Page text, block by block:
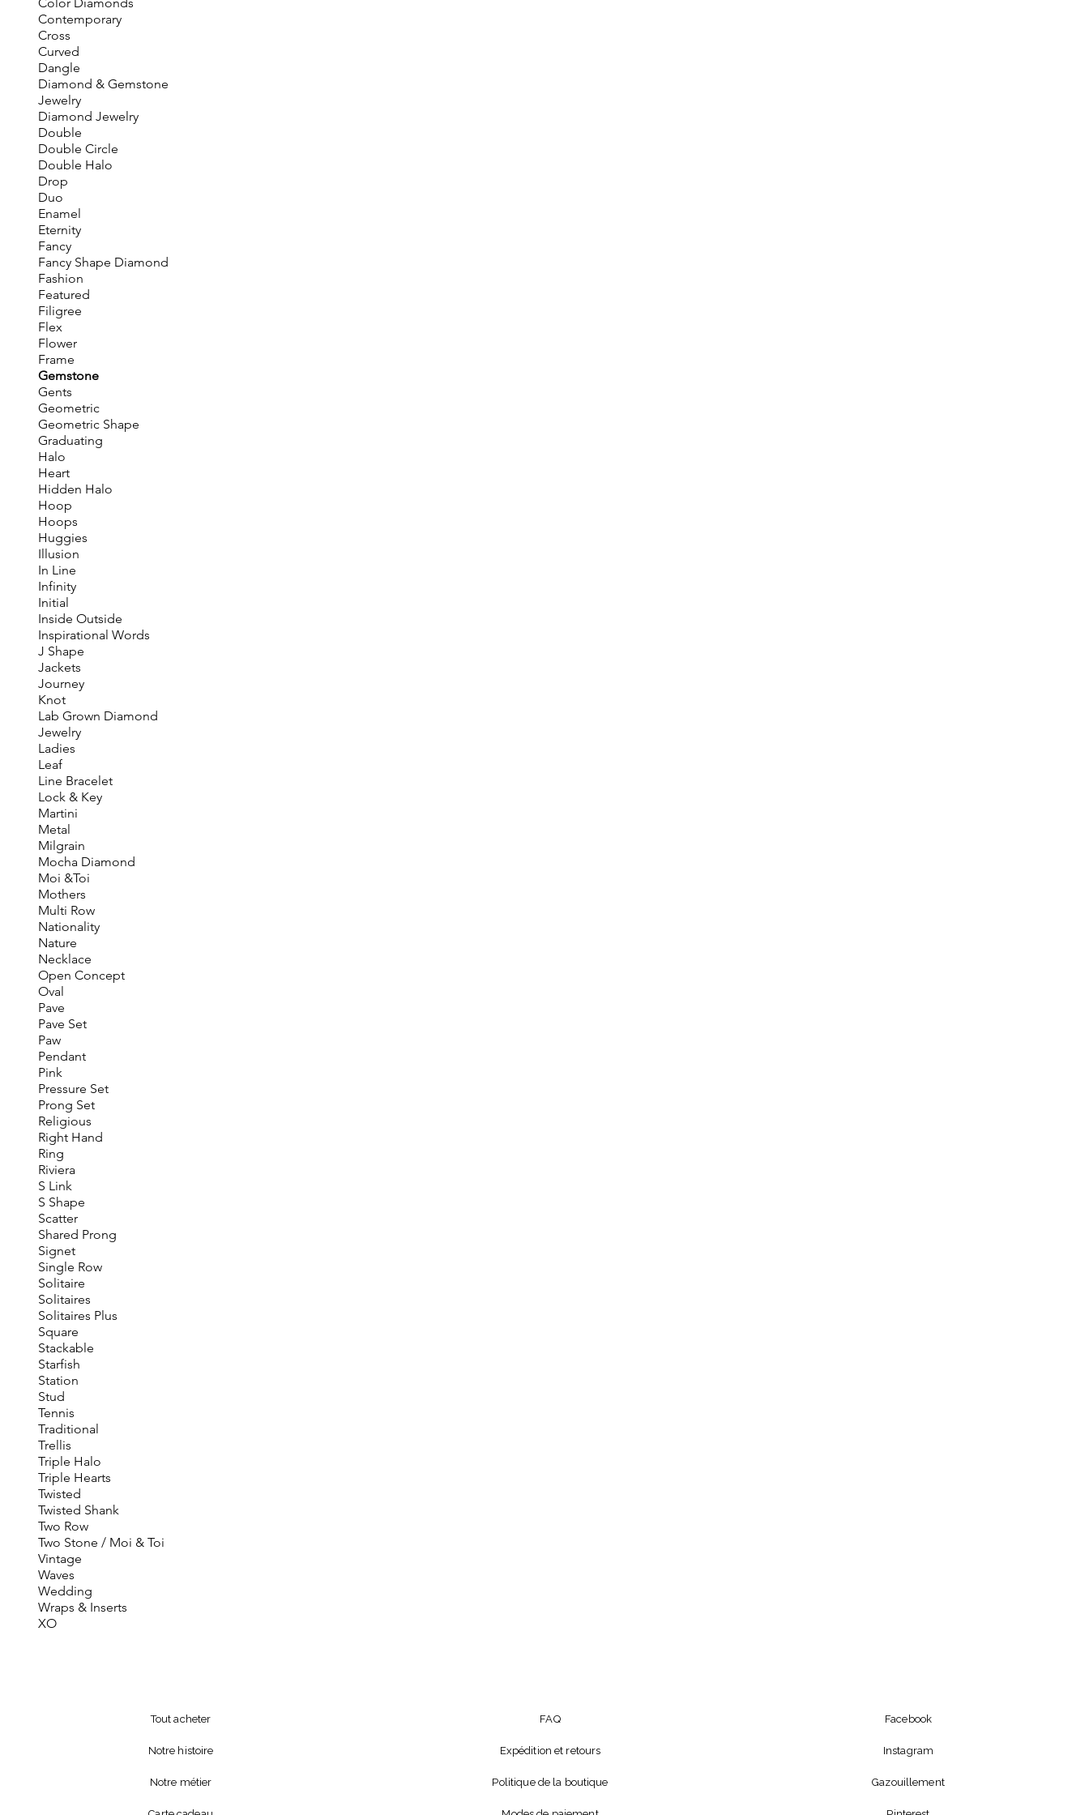
Contemporary
Cross
Curved
Dangle
Diamond & Gemstone
Jewelry
Diamond Jewelry
Double
Double Circle
Double Halo
Drop
Duo
Enamel
Eternity
Fancy
Fancy Shape Diamond
Fashion
Featured
Filigree
Flex
Flower
Frame
Gemstone
Gents
Geometric
Geometric Shape
Graduating
Halo
Heart
Hidden Halo
Hoop
Hoops
Huggies
Illusion
In Line
Infinity
Initial
Inside Outside
Inspirational Words
J Shape
Jackets
Journey
Knot
Lab Grown Diamond
Jewelry
Ladies
Leaf
Line Bracelet
Lock & Key
Martini
Metal
Milgrain
Mocha Diamond
Moi &Toi
Mothers
Multi Row
Nationality
Nature
Necklace
Open Concept
Oval
Pave
Pave Set
Paw
Pendant
Pink
Pressure Set
Prong Set
Religious
Right Hand
Ring
Riviera
S Link
S Shape
Scatter
Shared Prong
Signet
Single Row
Solitaire
Solitaires
Solitaires Plus
Square
Stackable
Starfish
Station
Stud
Tennis
Traditional
Trellis
Triple Halo
Triple Hearts
Twisted
Twisted Shank
Two Row
Two Stone / Moi & Toi
Vintage
Waves
Wedding
Wraps & Inserts
XO
Tout acheter
Notre histoire
Notre métier
FAQ
Expédition et retours
Politique de la boutique
Facebook
Instagram
Gazouillement